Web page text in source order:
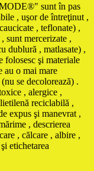
sunt în pas
, uşor de întreţinut ,
, teflonate) ,
sunt mercerizate ,
dublură , matlasate) ,
folosesc şi materiale
au o mai mare
se decolorează) .
, alergice ,
reciclabilă ,
expus şi manevrat ,
, descrierea
, călcare , albire ,
etichetarea